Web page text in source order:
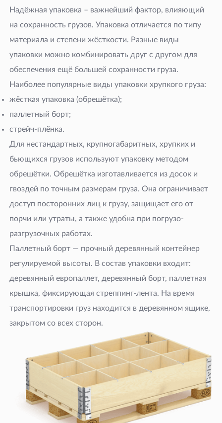
Надёжная упаковка – важнейший фактор, влияющий
на сохранность грузов. Упаковка отличается по типу
материала и степени жёсткости. Разные виды
упаковки можно комбинировать друг с другом для
обеспечения ещё большей сохранности груза.
Наиболее популярные виды упаковки хрупкого груза:
жёсткая упаковка (обрешётка);
паллетный борт;
стрейч-плёнка.
Для нестандартных, крупногабаритных, хрупких и
бьющихся грузов используют упаковку методом
обрешётки. Обрешётка изготавливается из досок и
гвоздей по точным размерам груза. Она ограничивает
доступ посторонних лиц к грузу, защищает его от
порчи или утраты, а также удобна при погрузо-
разгрузочных работах.
Паллетный борт — прочный деревянный контейнер
регулируемой высоты. В состав упаковки входит:
деревянный европаллет, деревянный борт, паллетная
крышка, фиксирующая стреппинг-лента. На время
транспортировки груз находится в деревянном ящике,
закрытом со всех сторон.